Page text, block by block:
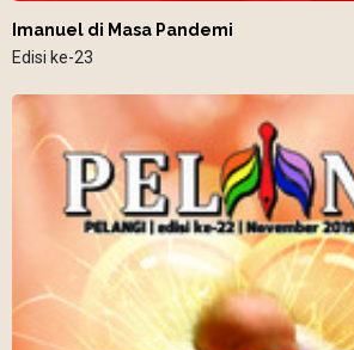
Imanuel di Masa Pandemi
Edisi ke-23